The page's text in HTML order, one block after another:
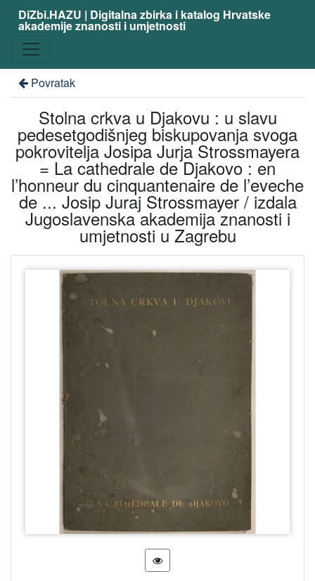
DiZbi.HAZU | Digitalna zbirka i katalog Hrvatske
akademije znanosti i umjetnosti
Povratak
Stolna crkva u Djakovu : u slavu
pedesetgodišnjeg biskupovanja svoga
pokrovitelja Josipa Jurja Strossmayera
= La cathedrale de Djakovo : en
l’honneur du cinquantenaire de l’eveche
de ... Josip Juraj Strossmayer / izdala
Jugoslavenska akademija znanosti i
umjetnosti u Zagrebu